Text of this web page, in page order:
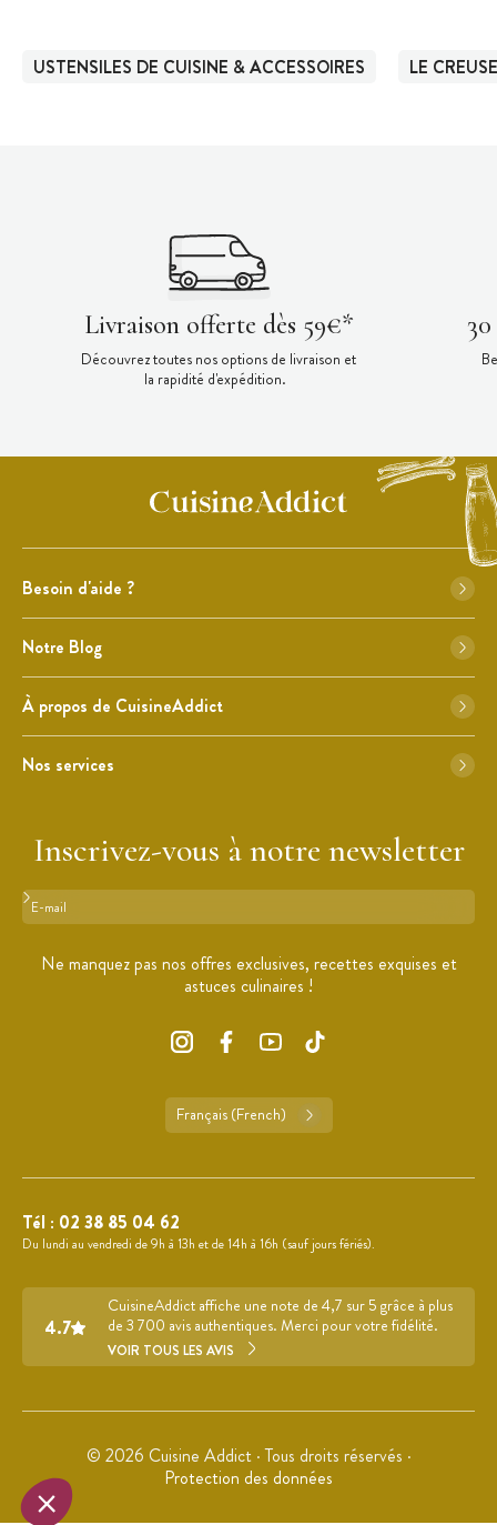
USTENSILES DE CUISINE & ACCESSOIRES LE
Livraison offerte dès 59€*
Découvrez toutes nos options de livraison et
la rapidité d'expédition.
Besoin d'aide ?
Notre Blog
À propos de CuisineAddict
Nos services
Inscrivez-vous à notre newsletter
Format : adresse@email.com
Ne manquez pas nos offres exclusives, recettes exquises et
astuces culinaires !
Français (French)
Tél : 02 38 85 04 62
Du lundi au vendredi de 9h à 13h et de 14h à 16h (sauf jours fériés).
4.7
CuisineAddict affiche une note de 4,7 sur 5 grâce à plus
de 3 700 avis authentiques. Merci pour votre fidélité.
VOIR TOUS LES AVIS
© 2026 Cuisine Addict · Tous droits réservés ·
Protection des données